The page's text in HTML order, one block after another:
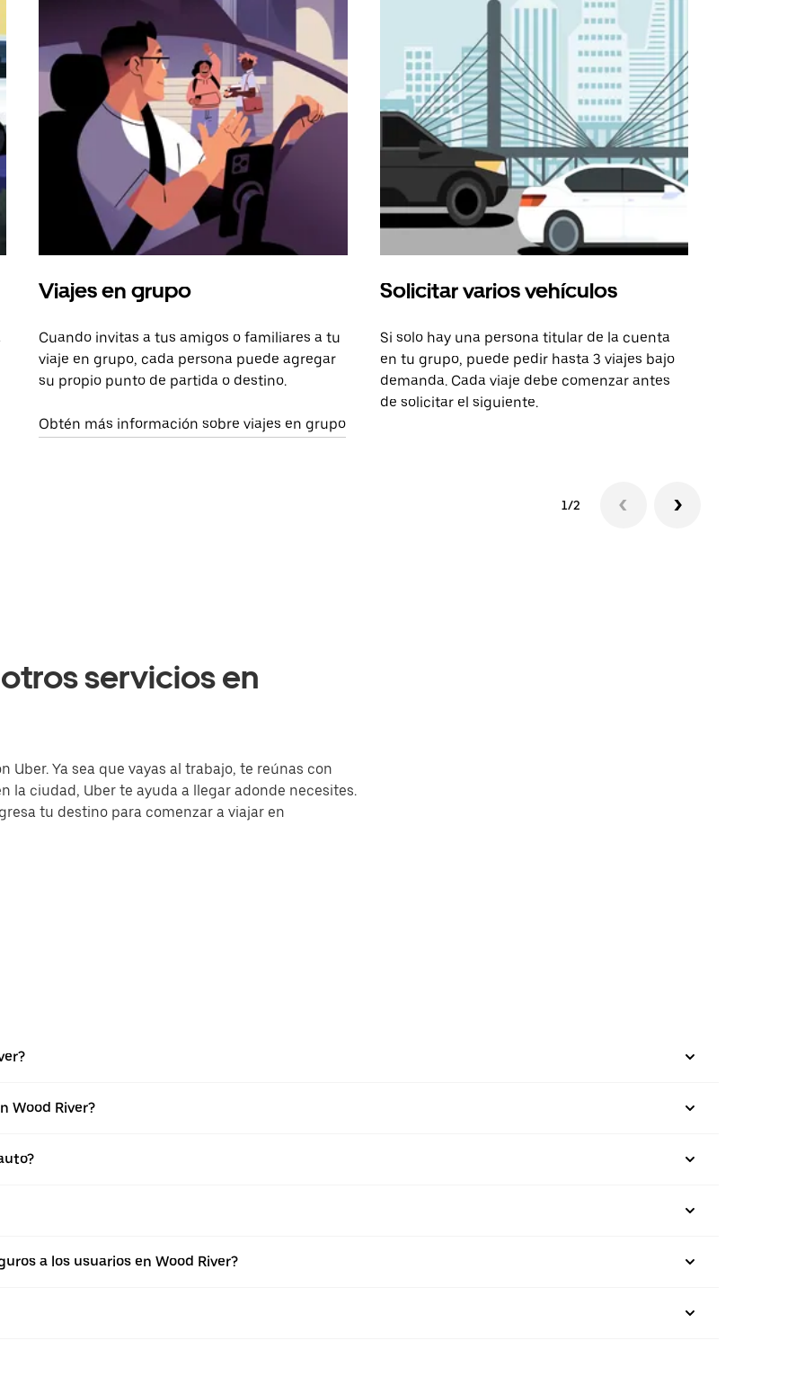
Viajes en grupo
Cuando invitas a tus amigos o familiares a tu
viaje en grupo, cada persona puede agregar
su propio punto de partida o destino.
Obtén más información sobre viajes en grupo
Solicitar varios vehículos
Si solo hay una persona titular de la cuenta
en tu grupo, puede pedir hasta 3 viajes bajo
demanda. Cada viaje debe comenzar antes
de solicitar el siguiente.
1/2
servicios en
Uber. Ya sea que vayas al trabajo, te reúnas con
la ciudad, Uber te ayuda a llegar adonde necesites.
tu destino para comenzar a viajar en
Wood River?
a los usuarios en Wood River?